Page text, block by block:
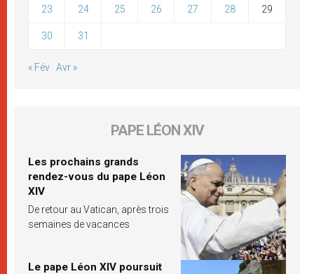
23 24 25 26 27 28 29
30 31
« Fév Avr »
PAPE LÉON XIV
Les prochains grands
rendez-vous du pape Léon
XIV
De retour au Vatican, après trois
semaines de vacances
Le pape Léon XIV poursuit